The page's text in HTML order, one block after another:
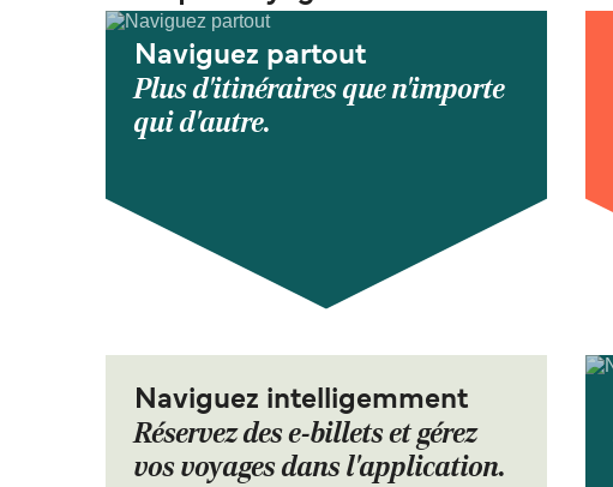
Naviguez partout
Plus d'itinéraires que n'importe
qui d'autre.
Naviguez intelligemment
Réservez des e-billets et gérez
vos voyages dans l'application.